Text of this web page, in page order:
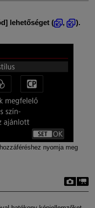
] lehetőséget ( ,
).
nyomja meg